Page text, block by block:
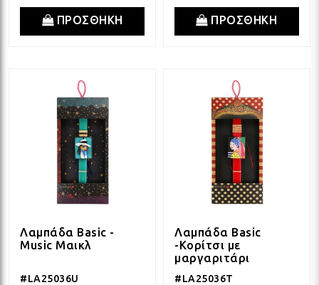
ΠΡΟΣΘΗΚΗ ΠΡΟΣΘΗΚΗ
Λαμπάδα Basic -
Music Μαικλ
#LA25036U
Λαμπάδα Basic
-Κορίτσι με
μαργαριτάρι
#LA25036T